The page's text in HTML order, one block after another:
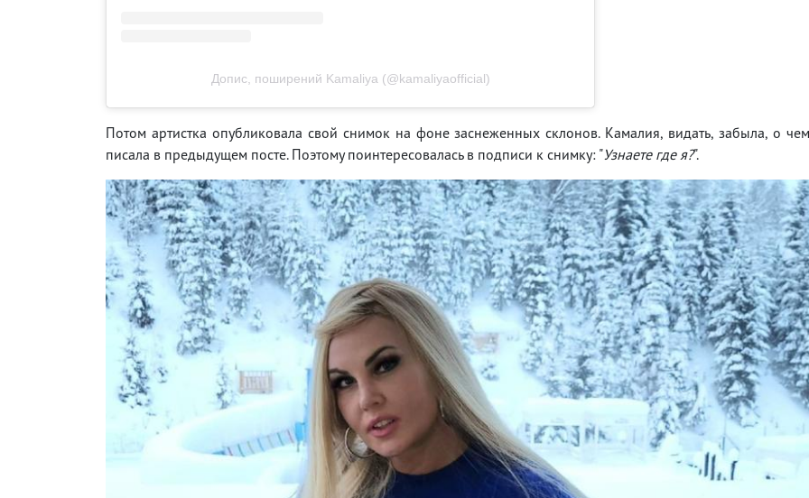
Допис, поширений Kamaliya (@kamaliyaofficial)
Потом артистка опубликовала свой снимок на фоне заснеженных склонов. Камалия, видать, забыла, о чем
писала в предыдущем посте. Поэтому поинтересовалась в подписи к снимку: "Узнаете где я?".